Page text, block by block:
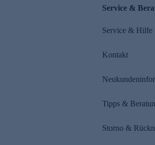
Service &
Service & Hilfe
Kontakt
Tipps &
Storno &